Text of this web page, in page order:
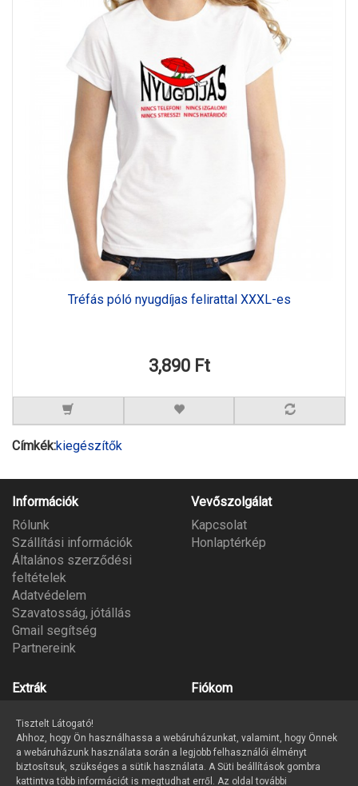
Tréfás póló nyugdíjas felirattal XXXL-es
3,890 Ft
Címkék:kiegészítők
Információk
Rólunk
Szállítási információk
Általános szerződési
feltételek
Adatvédelem
Szavatosság, jótállás
Gmail segítség
Partnereink
Vevőszolgálat
Kapcsolat
Honlaptérkép
Extrák
Ajándék utalvány
Partner program
Fiókom
Kívánságlista
Hírlevél
Tisztelt Látogató!
Ahhoz, hogy Ön használhassa a webáruházunkat, valamint, hogy Önnek
a webáruházunk használata során a legjobb felhasználói élményt
biztosítsuk, szükséges a sütik használata. A Süti beállítások gombra
kattintva több információt is megtudhat erről. Az oldal további